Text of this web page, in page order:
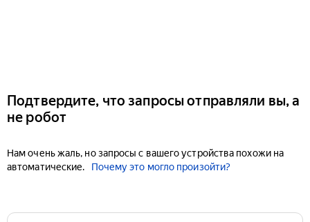
Подтвердите, что запросы отправляли вы, а
не робот
Нам очень жаль, но запросы с вашего устройства похожи на
автоматические.
Почему это могло произойти?